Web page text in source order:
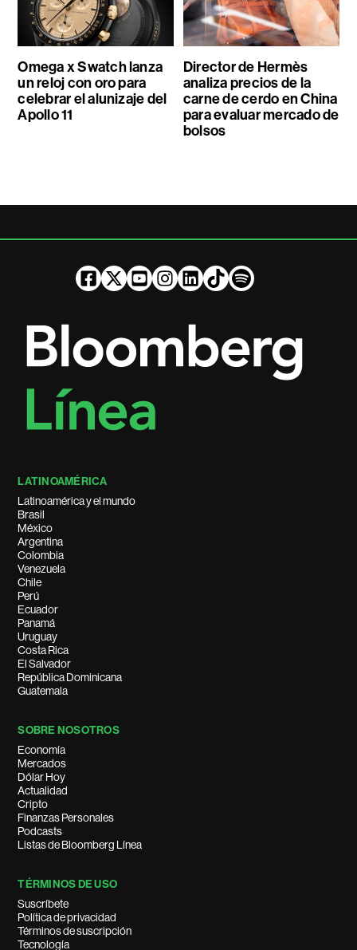
Omega x Swatch lanza
un reloj con oro para
celebrar el alunizaje del
Apollo 11
Director de Hermès
analiza precios de la
carne de cerdo en China
para evaluar mercado de
bolsos
LATINOAMÉRICA
Latinoamérica y el mundo
Brasil
México
Argentina
Colombia
Venezuela
Chile
Perú
Ecuador
Panamá
Uruguay
Costa Rica
El Salvador
República Dominicana
Guatemala
SOBRE NOSOTROS
Economía
Mercados
Dólar Hoy
Actualidad
Cripto
Finanzas Personales
Podcasts
Listas de Bloomberg Línea
TÉRMINOS DE USO
Suscríbete
Política de privacidad
Términos de suscripción
Tecnología